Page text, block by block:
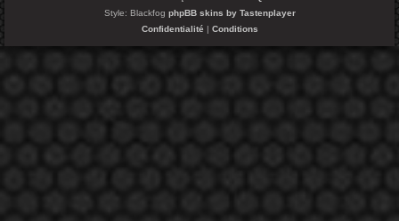
Style: Blackfog phpBB skins by Tastenplayer
Confidentialité
Conditions